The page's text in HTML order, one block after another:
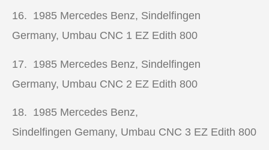
16. 1985 Mercedes Benz, Sindelfingen
Germany, Umbau CNC 1 EZ Edith 800
17. 1985 Mercedes Benz, Sindelfingen
Germany, Umbau CNC 2 EZ Edith 800
18. 1985 Mercedes Benz,
Sindelfingen Gemany, Umbau CNC 3 EZ Edith 800